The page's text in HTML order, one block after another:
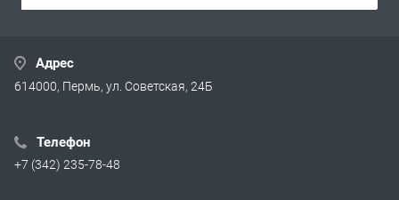
Адрес
614000, Пермь, ул. Советская, 24Б
Телефон
+7 (342) 235-78-48